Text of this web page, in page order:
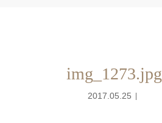
img_1273.jpg
2017.05.25